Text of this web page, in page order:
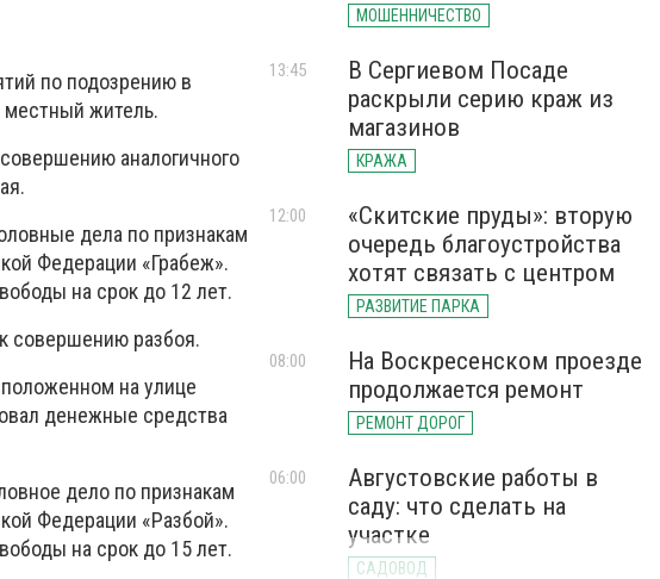
по подозрению в
местный житель.
аналогичного
дела по признакам
Федерации «Грабеж».
на срок до 12 лет.
совершению разбоя.
на улице
денежные средства
дело по признакам
Федерации «Разбой».
на срок до 15 лет.
МОШЕННИЧЕСТВО
В Сергиевом Посаде
раскрыли серию краж из
магазинов
КРАЖА
13:45
«Скитские пруды»: вторую
очередь благоустройства
хотят связать с центром
РАЗВИТИЕ ПАРКА
12:00
На Воскресенском проезде
продолжается ремонт
РЕМОНТ ДОРОГ
08:00
Августовские работы в
саду: что сделать на
участке
САДОВОД
06:00